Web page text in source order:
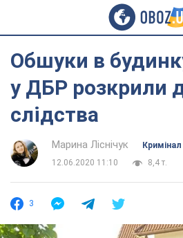
Обшуки в
у ДБР розкрили
слідства
Марина Ліснічук
Кримінал
12.06.2020 11:10
8,4 т.
3